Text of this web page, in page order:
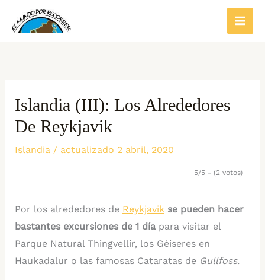
Islandia (III): Los Alrededores
De Reykjavik
Islandia/ actualizado 2 abril, 2020
5/5 - (2 votos)
Por los alrededores de Reykjavik se pueden hacer
bastantes excursiones de 1 díapara visitar el
Parque Natural Thingvellir, los Géiseres en
Haukadalur o las famosas Cataratas deGullfoss.